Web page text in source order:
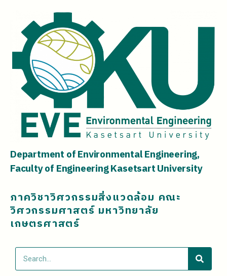
Department of Environmental Engineering,
Faculty of Engineering Kasetsart University
ภาควิชาวิศวกรรมสิ่งแวดล้อม คณะ
วิศวกรรมศาสตร์ มหาวิทยาลัย
เกษตรศาสตร์